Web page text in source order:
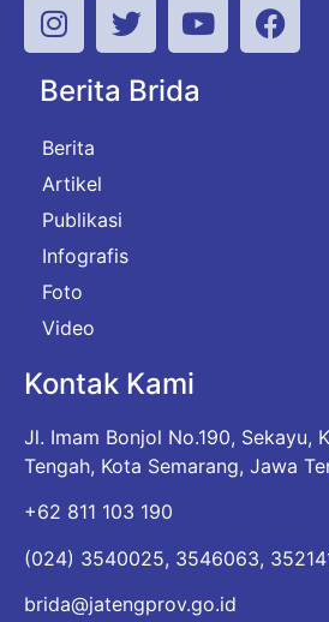
Berita Brida
Berita
Artikel
Publikasi
Infografis
Foto
Video
Kontak Kami
Jl. Imam Bonjol No.190, Sekayu,
Tengah, Kota Semarang, Jawa
+62 811 103 190
(024) 3540025, 3546063,
brida@jatengprov.go.id